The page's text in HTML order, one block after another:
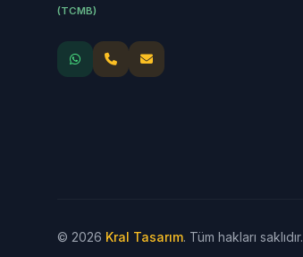
(TCMB)
© 2026 Kral Tasarım. Tüm hakları saklıdır.